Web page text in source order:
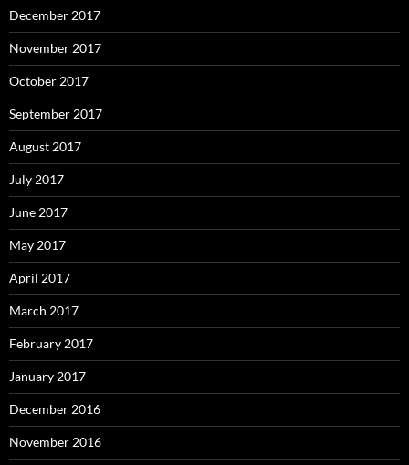
December 2017
November 2017
October 2017
September 2017
August 2017
July 2017
June 2017
May 2017
April 2017
March 2017
February 2017
January 2017
December 2016
November 2016